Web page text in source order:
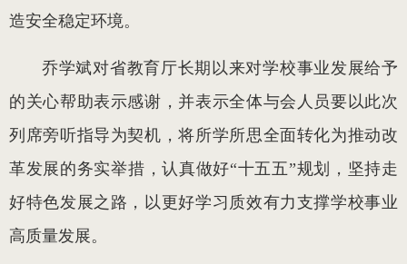
造安全稳定环境。
乔学斌对省教育厅长期以来对学校事业发展给予
的关心帮助表示感谢，并表示全体与会人员要以此次
列席旁听指导为契机，将所学所思全面转化为推动改
革发展的务实举措，认真做好“十五五”规划，坚持走
好特色发展之路，以更好学习质效有力支撑学校事业
高质量发展。